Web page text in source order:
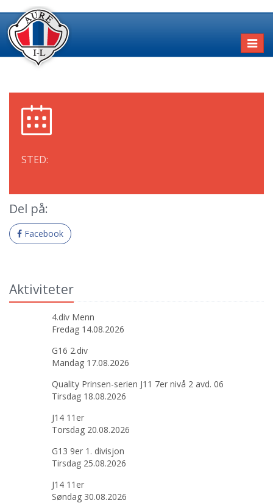
STED:
Del på:
Facebook
Aktiviteter
4.div Menn
Fredag 14.08.2026
G16 2.div
Mandag 17.08.2026
Quality Prinsen-serien J11 7er nivå 2 avd. 06
Tirsdag 18.08.2026
J14 11er
Torsdag 20.08.2026
G13 9er 1. divisjon
Tirsdag 25.08.2026
J14 11er
Søndag 30.08.2026